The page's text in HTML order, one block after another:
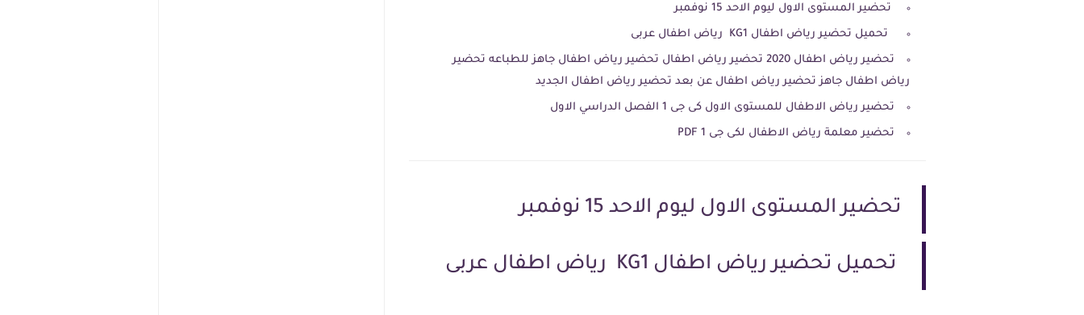
تحضير المستوى الاول ليوم الاحد 15 نوفمبر
تحميل تحضير رياض اطفال KG1 رياض اطفال عربى
تحضير رياض اطفال 2020 تحضير رياض اطفال تحضير رياض اطفال جاهز للطباعه تحضير
رياض اطفال جاهز تحضير رياض اطفال عن بعد تحضير رياض اطفال الجديد
تحضير رياض الاطفال للمستوى الاول كى جى 1 الفصل الدراسي الاول
تحضير معلمة رياض الاطفال لكى جى 1 PDF
تحضير المستوى الاول ليوم الاحد 15 نوفمبر
تحميل تحضير رياض اطفال KG1 رياض اطفال عربى